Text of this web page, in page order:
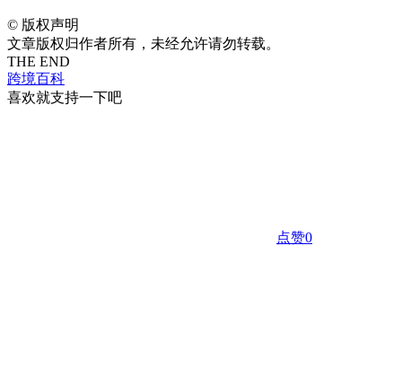
© 版权声明
文章版权归作者所有，未经允许请勿转载。
THE END
跨境百科
喜欢就支持一下吧
点赞0